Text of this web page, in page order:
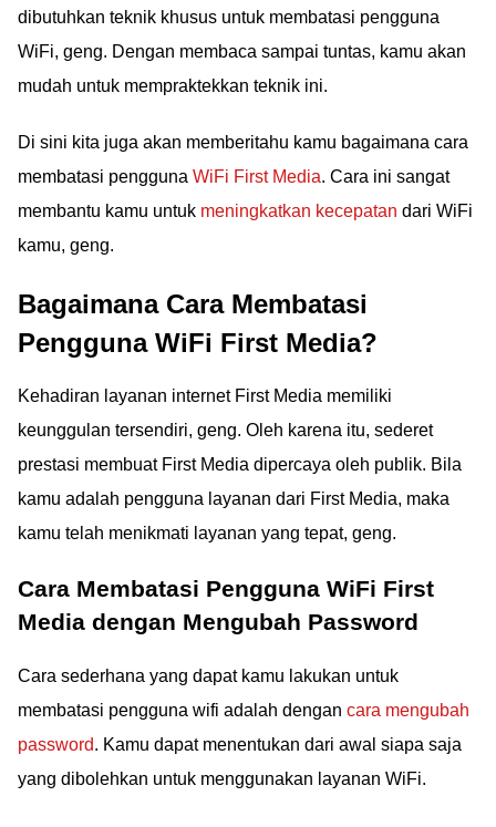
dibutuhkan teknik khusus untuk membatasi pengguna
WiFi, geng. Dengan membaca sampai tuntas, kamu akan
mudah untuk mempraktekkan teknik ini.
Di sini kita juga akan memberitahu kamu bagaimana cara
membatasi pengguna WiFi First Media. Cara ini sangat
membantu kamu untuk meningkatkan kecepatan dari WiFi
kamu, geng.
Bagaimana Cara Membatasi
Pengguna WiFi First Media?
Kehadiran layanan internet First Media memiliki
keunggulan tersendiri, geng. Oleh karena itu, sederet
prestasi membuat First Media dipercaya oleh publik. Bila
kamu adalah pengguna layanan dari First Media, maka
kamu telah menikmati layanan yang tepat, geng.
Cara Membatasi Pengguna WiFi First
Media dengan Mengubah Password
Cara sederhana yang dapat kamu lakukan untuk
membatasi pengguna wifi adalah dengan cara mengubah
password. Kamu dapat menentukan dari awal siapa saja
yang dibolehkan untuk menggunakan layanan WiFi.